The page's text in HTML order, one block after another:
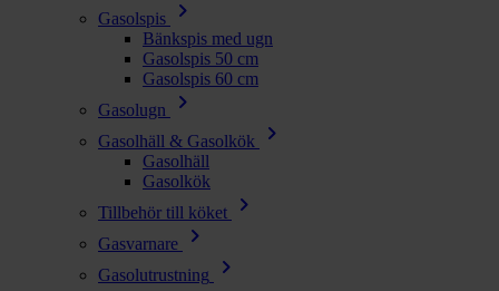
Gasolspis chevron_right
Bänkspis med ugn
Gasolspis 50 cm
Gasolspis 60 cm
Gasolugn
chevron_right
Gasolhäll & Gasolkök chevron_right
Gasolhäll
Gasolkök
Tillbehör till köket
chevron_right
Gasvarnare chevron_right
Gasolutrustning chevron_right